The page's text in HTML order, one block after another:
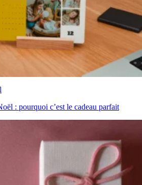
: pourquoi c’est le cadeau parfait